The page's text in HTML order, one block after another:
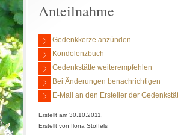
Anteilnahme
Gedenkkerze anzünden
Kondolenzbuch
Gedenkstätte weiterempfehlen
Bei Änderungen benachrichtigen
E-Mail an den Ersteller der
Erstellt am 30.10.2011,
Erstellt von Ilona Stoffels